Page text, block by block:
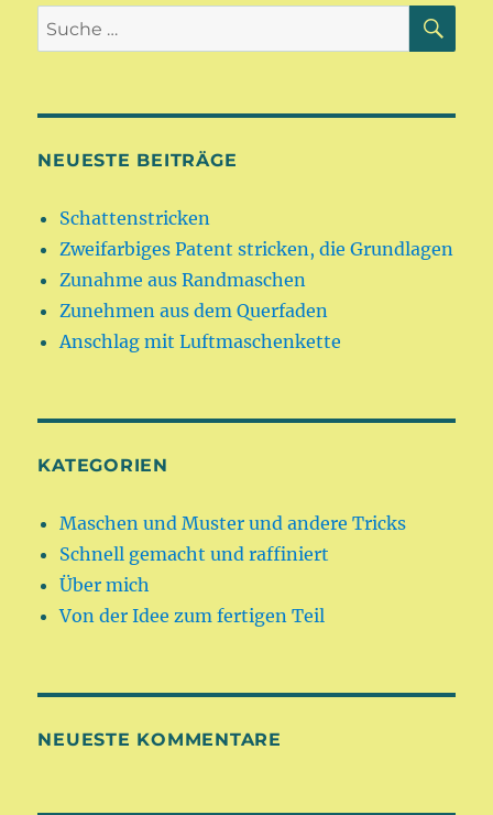
Suche
nach:
NEUESTE BEITRÄGE
Schattenstricken
Zweifarbiges Patent stricken, die Grundlagen
Zunahme aus Randmaschen
Zunehmen aus dem Querfaden
Anschlag mit Luftmaschenkette
KATEGORIEN
Maschen und Muster und andere Tricks
Schnell gemacht und raffiniert
Über mich
Von der Idee zum fertigen Teil
NEUESTE KOMMENTARE